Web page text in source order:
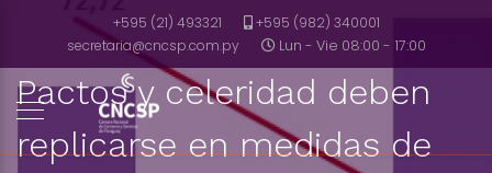
+595 (21) 493321
+595 (982) 340001
secretaria@cncsp.com.py
Lun - Vie 08:00 - 17:00
Pactos y celeridad deben
replicarse en medidas de